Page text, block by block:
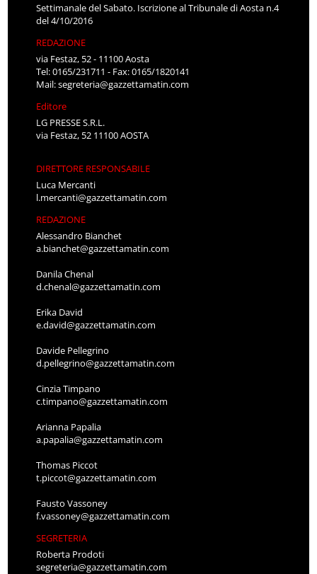
Settimanale del Sabato. Iscrizione al Tribunale di Aosta n.4
del 4/10/2016
REDAZIONE
via Festaz, 52 - 11100 Aosta
Tel: 0165/231711 - Fax: 0165/1820141
Mail:segreteria@gazzettamatin.com
Editore
LG PRESSE S.R.L.
via Festaz, 52 11100 AOSTA
DIRETTORE RESPONSABILE
Luca Mercanti
l.mercanti@gazzettamatin.com
REDAZIONE
Alessandro Bianchet
a.bianchet@gazzettamatin.com
Danila Chenal
d.chenal@gazzettamatin.com
Erika David
e.david@gazzettamatin.com
Davide Pellegrino
d.pellegrino@gazzettamatin.com
Cinzia Timpano
c.timpano@gazzettamatin.com
Arianna Papalia
a.papalia@gazzettamatin.com
Thomas Piccot
t.piccot@gazzettamatin.com
Fausto Vassoney
f.vassoney@gazzettamatin.com
SEGRETERIA
Roberta Prodoti
segreteria@gazzettamatin.com